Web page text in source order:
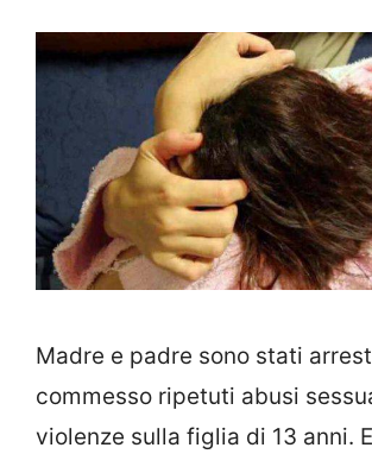
Madre e padre sono stati
commesso ripetuti abusi
violenze sulla figlia di 13 anni.